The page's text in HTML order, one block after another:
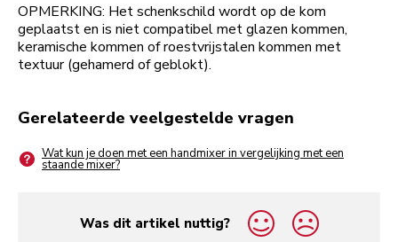
OPMERKING: Het schenkschild wordt op de kom
geplaatst en is niet compatibel met glazen kommen,
keramische kommen of roestvrijstalen kommen met
textuur (gehamerd of geblokt).
Gerelateerde veelgestelde vragen
Wat kun je doen met een handmixer in vergelijking met een
staande mixer?
Was dit artikel nuttig?
yes
no